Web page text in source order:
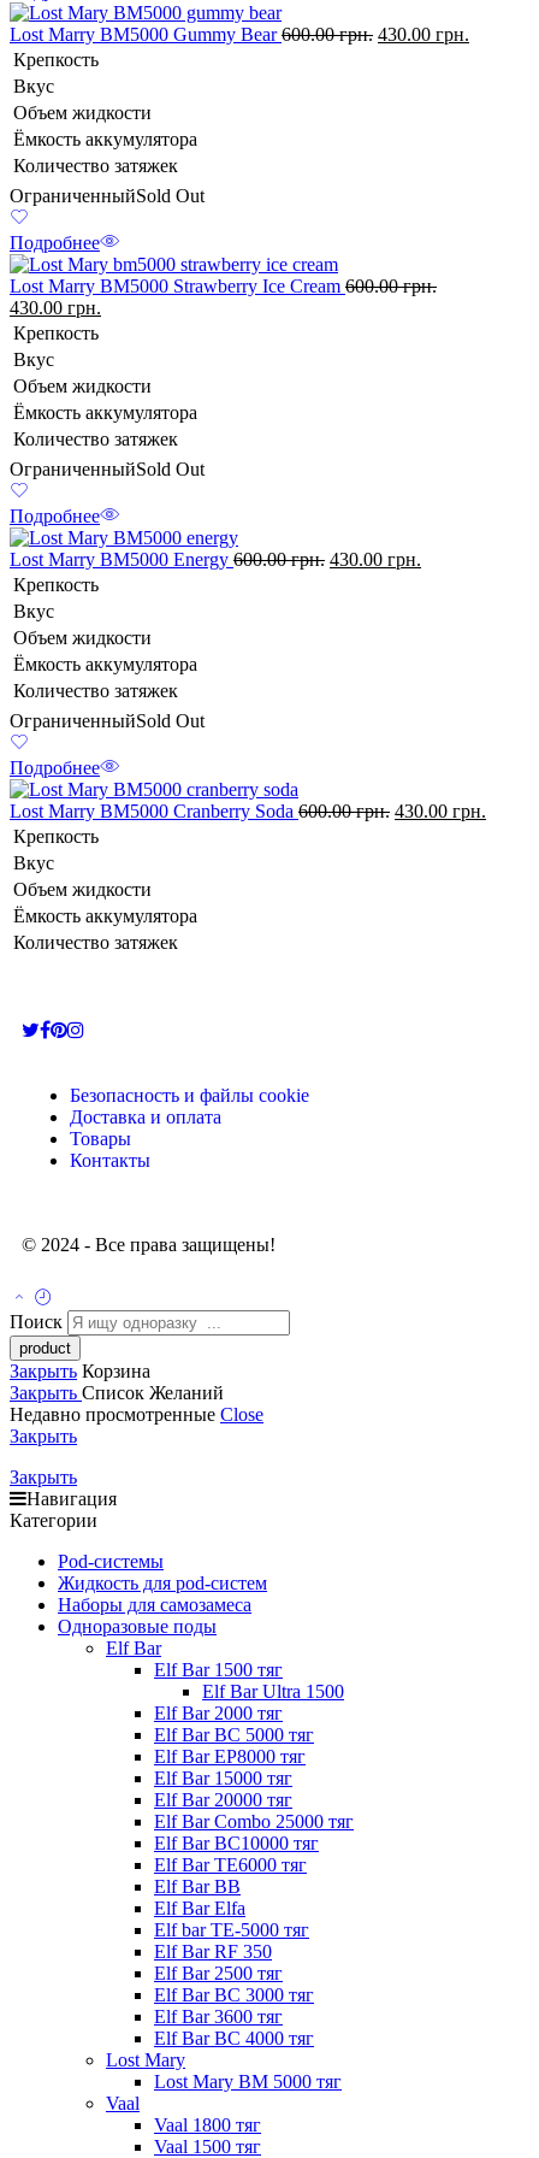
Lost Marry BM5000 Gummy Bear600.00грн. 430.00 грн.
Крепкость
Вкус
Объем жидкости
Ёмкость аккумулятора
Количество затяжек
ОграниченныйSold Out
Подробнее
Lost Marry BM5000 Strawberry Ice Cream 600.00грн.
430.00 грн.
Крепкость
Вкус
Объем жидкости
Ёмкость аккумулятора
Количество затяжек
ОграниченныйSold Out
Подробнее
Lost Marry BM5000 Energy 600.00грн. 430.00 грн.
Крепкость
Вкус
Объем жидкости
Ёмкость аккумулятора
Количество затяжек
ОграниченныйSold Out
Подробнее
Lost Marry BM5000 Cranberry Soda 600.00грн. 430.00 грн.
Крепкость
Вкус
Объем жидкости
Ёмкость аккумулятора
Количество затяжек
Безопасность и файлы cookie
Доставка и оплата
Товары
Контакты
© 2024 - Все права защищены!
Поиск
Закрыть Корзина
Закрыть Список Желаний
Недавно просмотренные Close
Закрыть
Закрыть
Навигация
Категории
Pod-системы
Жидкость для pod-cистем
Наборы для самозамеса
Одноразовые поды
Elf Bar
Elf Bar 1500 тяг
Elf Bar Ultra 1500
Elf Bar 2000 тяг
Elf Bar BC 5000 тяг
Elf Bar EP8000 тяг
Elf Bar 15000 тяг
Elf Bar 20000 тяг
Elf Bar Combo 25000 тяг
Elf Bar BC10000 тяг
Elf Bar TE6000 тяг
Elf Bar BB
Elf Bar Elfa
Elf bar TE-5000 тяг
Elf Bar RF 350
Elf Bar 2500 тяг
Elf Bar BC 3000 тяг
Elf Bar 3600 тяг
Elf Bar BC 4000 тяг
Lost Mary
Lost Mary BM 5000 тяг
Vaal
Vaal 1800 тяг
Vaal 1500 тяг